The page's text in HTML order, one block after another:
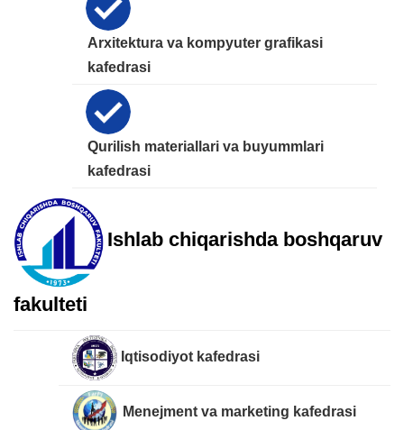
Arxitektura va kompyuter grafikasi
kafedrasi
Qurilish materiallari va buyummlari
kafedrasi
Ishlab chiqarishda boshqaruv
fakulteti
Iqtisodiyot kafedrasi
Menejment va marketing kafedrasi